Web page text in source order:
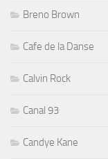
Breno Brown
Cafe de la Danse
Calvin Rock
Canal 93
Candye Kane